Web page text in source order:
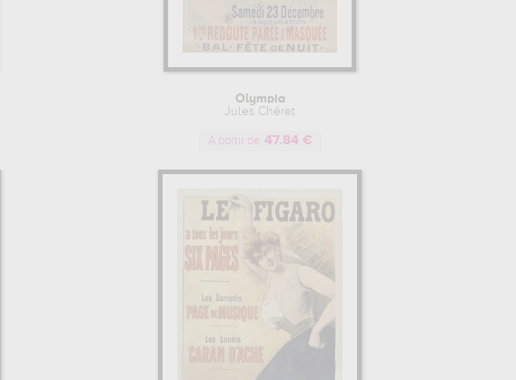
Olympia
Jules Chéret
A partir de 47.84 €